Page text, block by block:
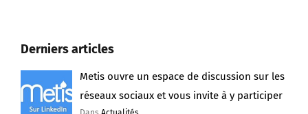
Derniers articles
Metis ouvre un espace de discussion sur les
réseaux sociaux et vous invite à y participer